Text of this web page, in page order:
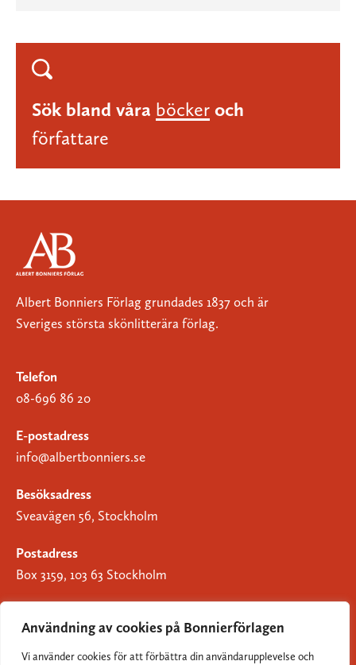
Användning av cookies på Bonnierförlagen
Vi använder cookies för att förbättra din användarupplevelse och
Sök bland våra böcker och
författare
Albert Bonniers Förlag grundades 1837 och är
Sveriges största skönlitterära förlag.
Telefon
08-696 86 20
E-postadress
info@albertbonniers.se
Besöksadress
Sveavägen 56, Stockholm
Postadress
Box 3159, 103 63 Stockholm
Om Bonnierförlagen